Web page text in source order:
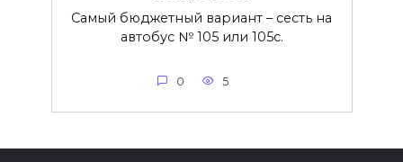
Самый бюджетный вариант – сесть на
автобус № 105 или 105с.
0 5